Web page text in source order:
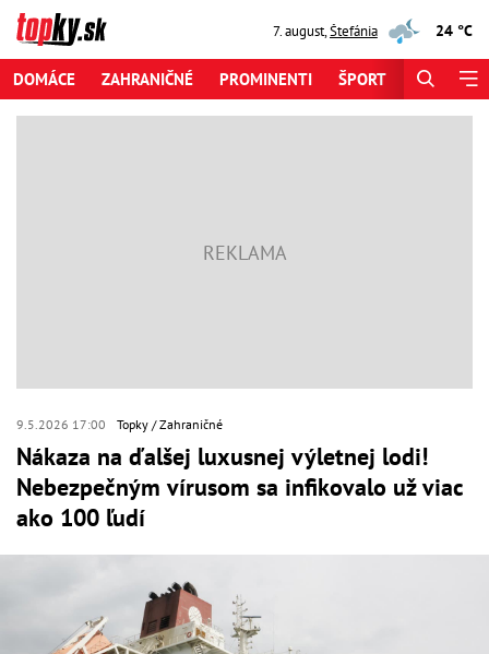
7. august,Štefánia 24 °C
DOMÁCE ZAHRANIČNÉ PROMINENTI ŠPORT
9.5.2026 17:00 Topky Zahraničné
Nákaza na ďalšej luxusnej výletnej lodi!
Nebezpečným vírusom sa infikovalo už viac
ako 100 ľudí